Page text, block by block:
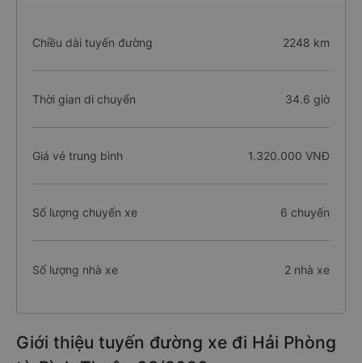
Chiều dài tuyến đường 2248 km
Thời gian di chuyển 34.6 giờ
Giá vé trung bình 1.320.000 VNĐ
Số lượng chuyến xe 6 chuyến
Số lượng nhà xe 2 nhà xe
Giới thiệu tuyến đường xe đi Hải Phòng